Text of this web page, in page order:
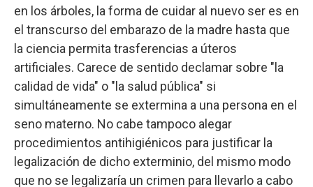
en los árboles, la forma de cuidar al nuevo ser es en
el transcurso del embarazo de la madre hasta que
la ciencia permita trasferencias a úteros
artificiales. Carece de sentido declamar sobre "la
calidad de vida" o "la salud pública" si
simultáneamente se extermina a una persona en el
seno materno. No cabe tampoco alegar
procedimientos antihigiénicos para justificar la
legalización de dicho exterminio, del mismo modo
que no se legalizaría un crimen para llevarlo a cabo